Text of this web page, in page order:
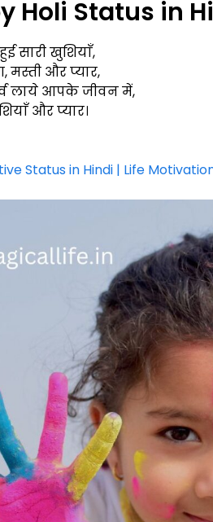
Holi Status in
सारी खुशियाँ,
और प्यार,
लाये आपके जीवन में,
और प्यार।
Status in Hindi | Life